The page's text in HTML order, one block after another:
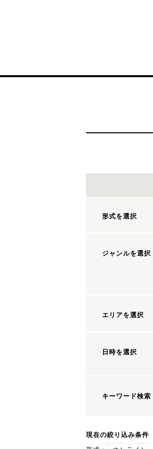
形式を選択
ジャンルを選択
エリアを選択
日時を選択
キーワード検索
現在の絞り込み条件